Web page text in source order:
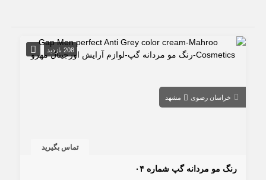
208 بازدید
خراسان رضوی مشهد
تماس بگیرید
رنگ مو مردانه گپ شماره ۰۴